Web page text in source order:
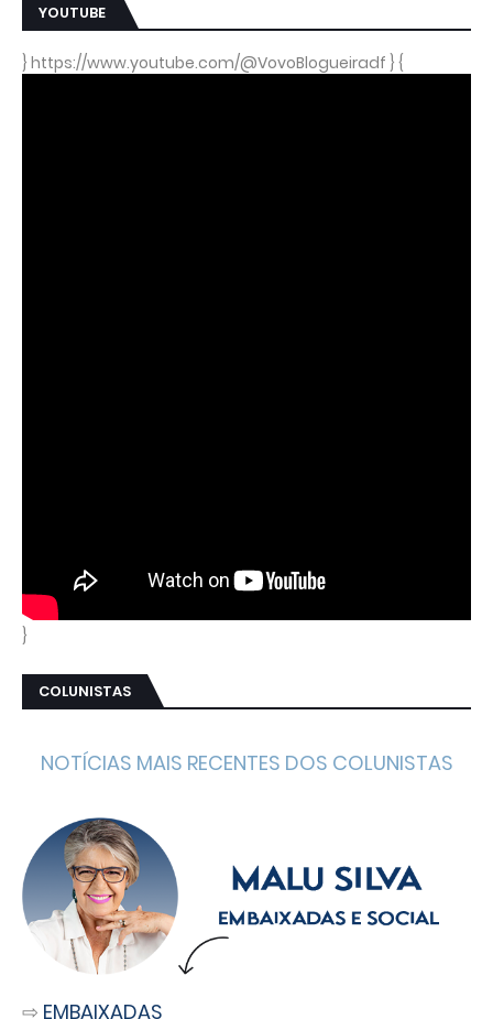
YOUTUBE
} https://www.youtube.com/@VovoBlogueiradf } {
}
COLUNISTAS
NOTÍCIAS MAIS RECENTES DOS COLUNISTAS
⇨ EMBAIXADAS